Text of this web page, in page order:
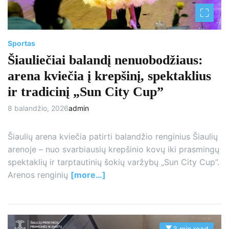
i
m
e
Sportas
Šiauliečiai balandį nenuobodžiaus:
arena kviečia į krepšinį, spektaklius
ir tradicinį „Sun City Cup”
8 balandžio, 2026admin
Šiaulių arena kviečia patirti balandžio renginius Šiaulių
arenoje – nuo svarbiausių krepšinio kovų iki prasmingų
spektaklių ir tarptautinių šokių varžybų „Sun City Cup”.
Arenos renginių [more…]